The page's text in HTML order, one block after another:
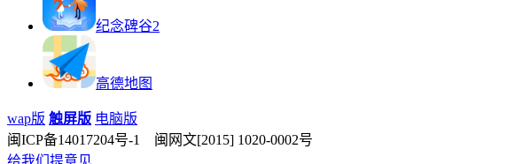
纪念碑谷2
高德地图
wap版 触屏版 电脑版
闽ICP备14017204号-1 闽网文[2015] 1020-0002号
给我们提意见